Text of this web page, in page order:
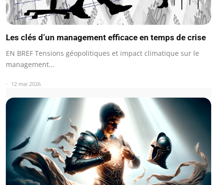
Les clés d’un management efficace en temps de crise
EN BREF Tensions géopolitiques et impact climatique sur le
management…
12 mai 2026